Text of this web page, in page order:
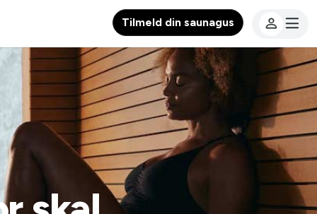
Tilmeld din saunagus